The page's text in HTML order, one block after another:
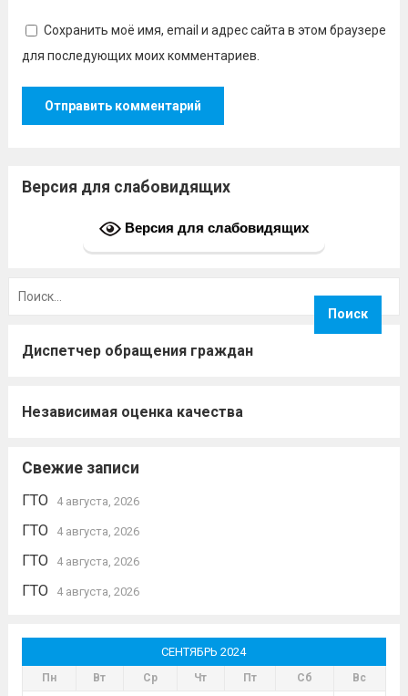
Сохранить моё имя, email и адрес сайта в этом браузере
для последующих моих комментариев.
Версия для слабовидящих
Версия для слабовидящих
Диспетчер обращения граждан
Независимая оценка качества
Свежие записи
ГТО 4 августа, 2026
ГТО 4 августа, 2026
ГТО 4 августа, 2026
ГТО 4 августа, 2026
СЕНТЯБРЬ 2024
Пн Вт Ср Чт Пт Сб Вс